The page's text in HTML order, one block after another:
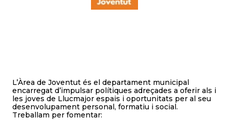
L’Àrea de Joventut és el departament municipal
encarregat d’impulsar polítiques adreçades a oferir als i
les joves de Llucmajor espais i oportunitats per al seu
desenvolupament personal, formatiu i social.
Treballam per fomentar: